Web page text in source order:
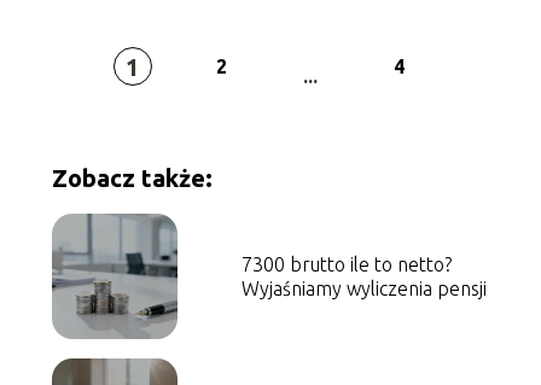
1 2 ... 4
Zobacz także:
7300 brutto ile to netto?
Wyjaśniamy wyliczenia pensji